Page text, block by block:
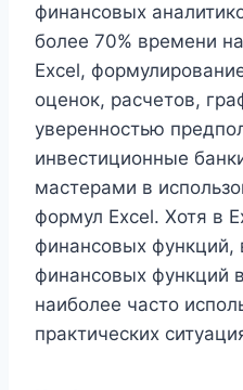
финансовых
более 70% времени
Excel,
оценок, расчетов,
уверенностью
инвестиционные
мастерами в
формул Excel. Хотя в
финансовых функций,
финансовых функций
наиболее часто
практических